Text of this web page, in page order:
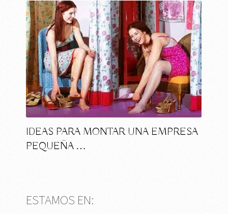
IDEAS PARA MONTAR UNA EMPRESA
PEQUEÑA …
ESTAMOS EN: